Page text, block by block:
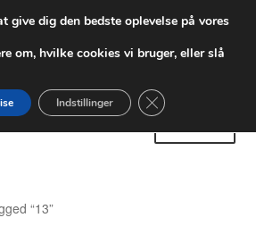
fra 55 kr.
forsendelse
02
“13”
give dig den bedste oplevelse på vores
om, hvilke cookies vi bruger, eller slå
Indstillinger Close GDPR